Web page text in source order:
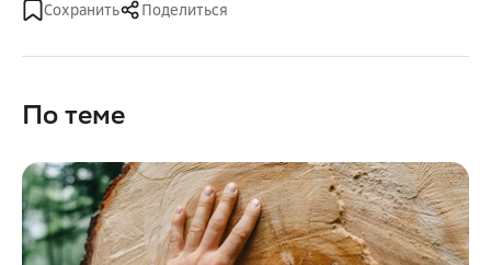
Сохранить Поделиться
По теме